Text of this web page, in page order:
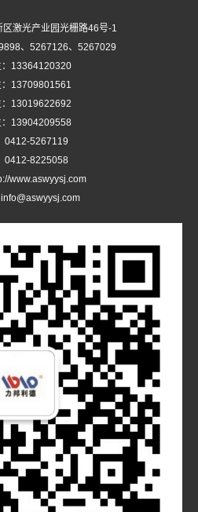
激光产业园光栅路46号-1
、5267126、5267029
：13364120320
：13709801561
：13019622692
：13904209558
0412-5267119
0412-8225058
www.aswyysj.com